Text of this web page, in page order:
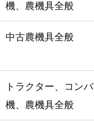
機、農機具全般
中古農機具全般
トラクター、コン
機、農機具全般